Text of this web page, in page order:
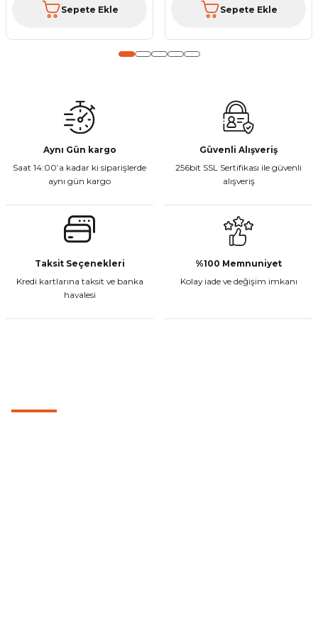
Sepete Ekle Sepete Ekle
Aynı Gün kargo
Saat 14:00’a kadar ki siparişlerde
aynı gün kargo
Güvenli Alışveriş
256bit SSL Sertifikası ile güvenli
alışveriş
Taksit Seçenekleri
Kredi kartlarına taksit ve banka
havalesi
%100 Memnuniyet
Kolay iade ve değişim imkanı